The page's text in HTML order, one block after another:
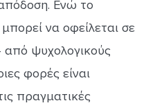
Ενώ το
να οφείλεται σε
ψυχολογικούς
φορές είναι
πραγματικές